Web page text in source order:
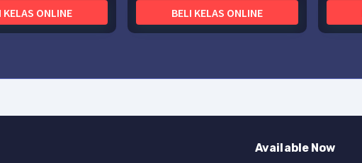
KELAS ONLINE BELI KELAS ONLINE
Available Now